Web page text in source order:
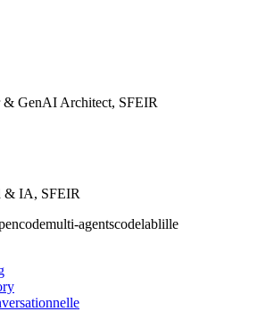
GenAI Architect, SFEIR
& IA, SFEIR
multi-agentscodelablille